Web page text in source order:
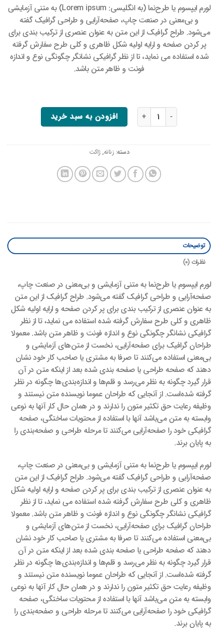
لورم ایپسوم یا طرح‌نما (به انگلیسی: Lorem ipsum) به متنی آزمایشی
و بی‌معنی در صنعت چاپ، صفحه‌آرایی و طراحی گرافیک گفته
می‌شود. طراح گرافیک از این متن به عنوان عنصری از ترکیب بندی برای
پر کردن صفحه و ارایه اولیه شکل ظاهری و کلی طرح سفارش گرفته
شده استفاده می نماید، تا از نظر گرافیکی نشانگر چگونگی نوع و اندازه
فونت و ظاهر متن باشد.
بلوز ترک عدد افزودن به سبد خرید
دسته: زنانه,ژاکت
توضیحات
نظرات (0)
لورم ایپسوم یا طرح‌نما به متنی آزمایشی و بی‌معنی در صنعت چاپ،
صفحه‌آرایی و طراحی گرافیک گفته می‌شود. طراح گرافیک از این متن
به عنوان عنصری از ترکیب بندی برای پر کردن صفحه و ارایه اولیه شکل
ظاهری و کلی طرح سفارش گرفته شده استفاده می نماید، تا از نظر
گرافیکی نشانگر چگونگی نوع و اندازه فونت و ظاهر متن باشد. معمولا
طراحان گرافیک برای صفحه‌آرایی، نخست از متن‌های آزمایشی و
بی‌معنی استفاده می‌کنند تا صرفا به مشتری یا صاحب کار خود نشان
دهند که صفحه طراحی یا صفحه بندی شده بعد از اینکه متن در آن
قرار گیرد چگونه به نظر می‌رسد و قلم‌ها و اندازه‌بندی‌ها چگونه در نظر
گرفته شده‌است. از آنجایی که طراحان عموما نویسنده متن نیستند و
وظیفه رعایت حق تکثیر متون را ندارند و در همان حال کار آنها به نوعی
وابسته به متن می‌باشد آنها با استفاده از محتویات ساختگی، صفحه
گرافیکی خود را صفحه‌آرایی می‌کنند تا مرحله طراحی و صفحه‌بندی را
به پایان برند.
لورم ایپسوم یا طرح‌نما به متنی آزمایشی و بی‌معنی در صنعت چاپ،
صفحه‌آرایی و طراحی گرافیک گفته می‌شود. طراح گرافیک از این متن
به عنوان عنصری از ترکیب بندی برای پر کردن صفحه و ارایه اولیه شکل
ظاهری و کلی طرح سفارش گرفته شده استفاده می نماید، تا از نظر
گرافیکی نشانگر چگونگی نوع و اندازه فونت و ظاهر متن باشد. معمولا
طراحان گرافیک برای صفحه‌آرایی، نخست از متن‌های آزمایشی و
بی‌معنی استفاده می‌کنند تا صرفا به مشتری یا صاحب کار خود نشان
دهند که صفحه طراحی یا صفحه بندی شده بعد از اینکه متن در آن
قرار گیرد چگونه به نظر می‌رسد و قلم‌ها و اندازه‌بندی‌ها چگونه در نظر
گرفته شده‌است. از آنجایی که طراحان عموما نویسنده متن نیستند و
وظیفه رعایت حق تکثیر متون را ندارند و در همان حال کار آنها به نوعی
وابسته به متن می‌باشد آنها با استفاده از محتویات ساختگی، صفحه
گرافیکی خود را صفحه‌آرایی می‌کنند تا مرحله طراحی و صفحه‌بندی را
به پایان برند.